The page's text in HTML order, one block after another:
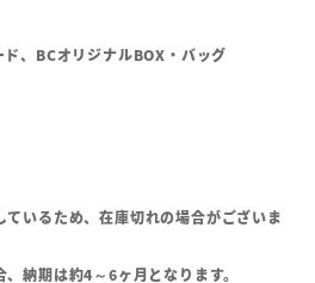
、BCオリジナルBOX・バッグ
いるため、在庫切れの場合がございま
納期は約4～6ヶ月となります。